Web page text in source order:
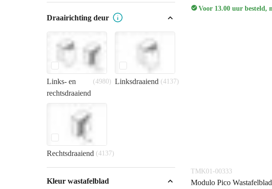
Draairichting deur
Links- en
rechtsdraaiend
(4980) Linksdraaiend (4137)
Rechtsdraaiend (4137)
Kleur wastafelblad
Voor 13.00 uur besteld,
TMK01-00333
Modulo Pico